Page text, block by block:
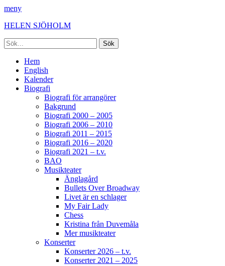
meny
HELEN SJÖHOLM
Sök
efter:
[label]
Primär
meny
Hoppa
innehåll
Hem
English
Kalender
Biografi
Biografi för arrangörer
Bakgrund
Biografi 2000 – 2005
Biografi 2006 – 2010
Biografi 2011 – 2015
Biografi 2016 – 2020
Biografi 2021 – t.v.
BAO
Musikteater
Änglagård
Bullets Over Broadway
Livet är en schlager
My Fair Lady
Chess
Kristina från Duvemåla
Mer musikteater
Konserter
Konserter 2026 – t.v.
Konserter 2021 – 2025